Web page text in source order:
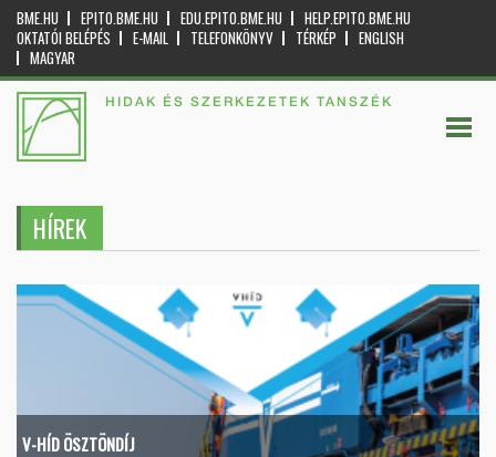
BME.HU EPITO.BME.HU EDU.EPITO.BME.HU
HELP.EPITO.BME.HU
OKTATÓI BELÉPÉS
E-MAIL TELEFONKÖNYV TÉRKÉP
ENGLISH
MAGYAR
HIDAK ÉS SZERKEZETEK TANSZÉK
HÍREK
V-HÍD ÖSZTÖNDÍJ